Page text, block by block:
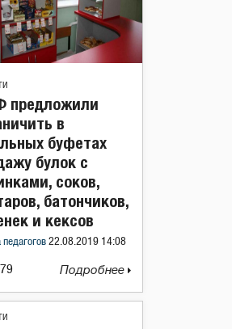
предложили
в
буфетах
булок с
соков,
батончиков,
и кексов
педагогов 22.08.2019 14:08
Подробнее